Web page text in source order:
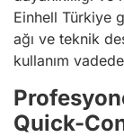
Einhell Türkiye
ağı ve teknik
kullanım
Quick-